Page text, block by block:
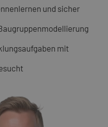
und sicher
mit